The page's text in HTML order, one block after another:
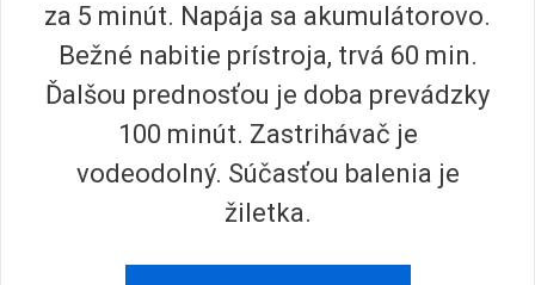
za 5 minút. Napája sa akumulátorovo.
Bežné nabitie prístroja, trvá 60 min.
Ďalšou prednosťou je doba prevádzky
100 minút. Zastrihávač je
vodeodolný. Súčasťou balenia je
žiletka.